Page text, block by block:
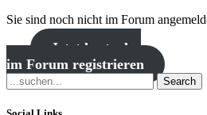
Sie sind noch nicht im Forum
Jetzt kostenlos
im Forum registrieren
Search